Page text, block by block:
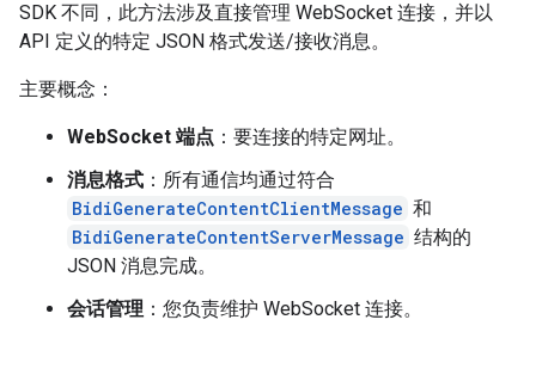
SDK 不同，此方法涉及直接管理 WebSocket 连接，并以
API 定义的特定 JSON 格式发送/接收消息。
主要概念：
WebSocket 端点 ：要连接的特定网址。
消息格式 ：所有通信均通过符合
BidiGenerateContentClientMessage 和
BidiGenerateContentServerMessage 结构的
JSON 消息完成。
会话管理 ：您负责维护 WebSocket 连接。